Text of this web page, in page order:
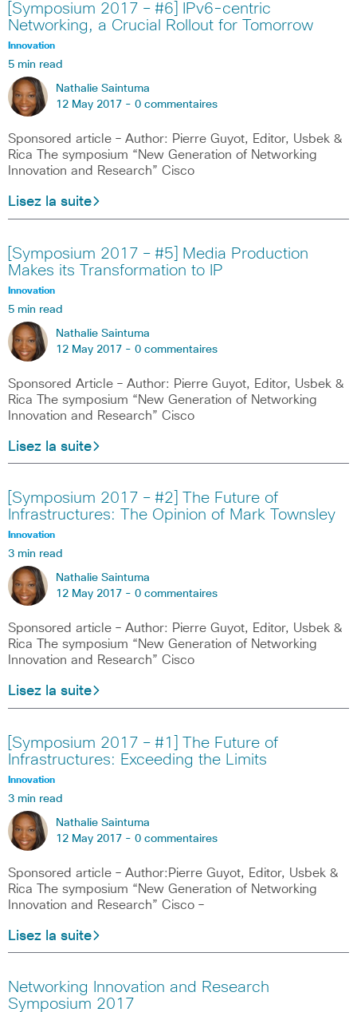
[Symposium 2017 – #6] IPv6-centric
Networking, a Crucial Rollout for Tomorrow
Innovation
5 min read
Nathalie Saintuma
12 May 2017 - 0 commentaires
Sponsored article – Author: Pierre Guyot, Editor, Usbek &
Rica The symposium “New Generation of Networking
Innovation and Research” Cisco
Lisez la suite
[Symposium 2017 – #5] Media Production
Makes its Transformation to IP
Innovation
5 min read
Nathalie Saintuma
12 May 2017 - 0 commentaires
Sponsored Article – Author: Pierre Guyot, Editor, Usbek &
Rica The symposium “New Generation of Networking
Innovation and Research” Cisco
Lisez la suite
[Symposium 2017 – #2] The Future of
Infrastructures: The Opinion of Mark Townsley
Innovation
3 min read
Nathalie Saintuma
12 May 2017 - 0 commentaires
Sponsored article – Author: Pierre Guyot, Editor, Usbek &
Rica The symposium “New Generation of Networking
Innovation and Research” Cisco
Lisez la suite
[Symposium 2017 – #1] The Future of
Infrastructures: Exceeding the Limits
Innovation
3 min read
Nathalie Saintuma
12 May 2017 - 0 commentaires
Sponsored article – Author:Pierre Guyot, Editor, Usbek &
Rica The symposium “New Generation of Networking
Innovation and Research” Cisco –
Lisez la suite
Networking Innovation and Research
Symposium 2017